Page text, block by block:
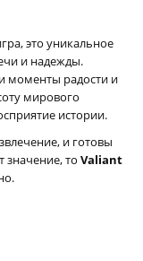
это уникальное
и надежды.
моменты радости и
мирового
истории.
и готовы
значение, то Valiant